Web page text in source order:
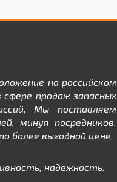
на российском
продаж запасных
Мы поставляем
минуя посредников.
более выгодной цене.
надежность.